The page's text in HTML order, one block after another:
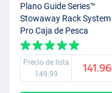
Plano Guide Series™
Stowaway Rack System
Pro Caja de Pesca
Precio de lista
149.99
141.96